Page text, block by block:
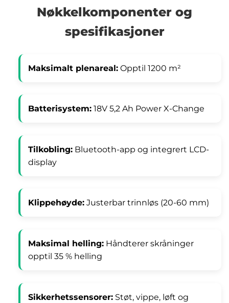
Nøkkelkomponenter og
spesifikasjoner
Maksimalt plenareal:Opptil 1200 m²
Batterisystem:18V 5,2 Ah Power X-Change
Tilkobling:Bluetooth-app og integrert LCD-
display
Klippehøyde:Justerbar trinnløs (20-60 mm)
Maksimal helling:Håndterer skråninger
opptil 35 % helling
Sikkerhetssensorer:Støt, vippe, løft og